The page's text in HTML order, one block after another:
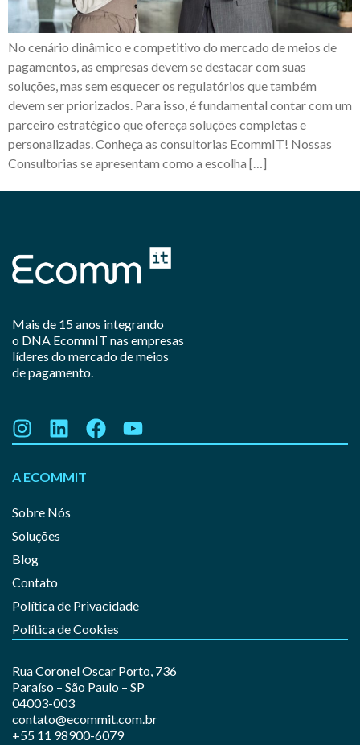
No cenário dinâmico e competitivo do mercado de meios de
pagamentos, as empresas devem se destacar com suas
soluções, mas sem esquecer os regulatórios que também
devem ser priorizados. Para isso, é fundamental contar com um
parceiro estratégico que ofereça soluções completas e
personalizadas. Conheça as consultorias EcommIT! Nossas
Consultorias se apresentam como a escolha […]
Mais de 15 anos integrando
o DNA EcommIT nas empresas
líderes do mercado de meios
de pagamento.
A ECOMMIT
Sobre Nós
Soluções
Blog
Contato
Política de Privacidade
Política de Cookies
Rua Coronel Oscar Porto, 736
Paraíso – São Paulo – SP
04003-003
contato@ecommit.com.br
+55 11 98900-6079